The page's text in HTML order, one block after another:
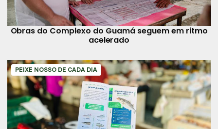
Obras do Complexo do Guamá seguem em ritmo
acelerado
PEIXE NOSSO DE CADA DIA